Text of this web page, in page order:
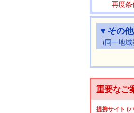
再度条
▼その
(同一地
重要なご
提携サイト (